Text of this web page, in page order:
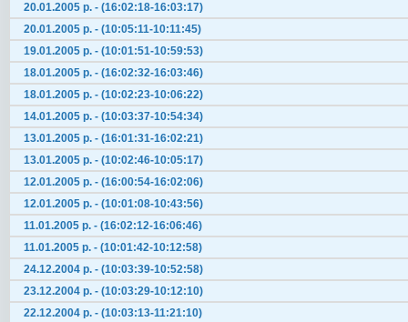
20.01.2005 р. - (16:02:18-16:03:17)
20.01.2005 р. - (10:05:11-10:11:45)
19.01.2005 р. - (10:01:51-10:59:53)
18.01.2005 р. - (16:02:32-16:03:46)
18.01.2005 р. - (10:02:23-10:06:22)
14.01.2005 р. - (10:03:37-10:54:34)
13.01.2005 р. - (16:01:31-16:02:21)
13.01.2005 р. - (10:02:46-10:05:17)
12.01.2005 р. - (16:00:54-16:02:06)
12.01.2005 р. - (10:01:08-10:43:56)
11.01.2005 р. - (16:02:12-16:06:46)
11.01.2005 р. - (10:01:42-10:12:58)
24.12.2004 р. - (10:03:39-10:52:58)
23.12.2004 р. - (10:03:29-10:12:10)
22.12.2004 р. - (10:03:13-11:21:10)